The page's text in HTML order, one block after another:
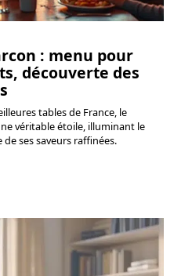
: menu pour
découverte des
tables de France, le
véritable étoile, illuminant le
ses saveurs raffinées.